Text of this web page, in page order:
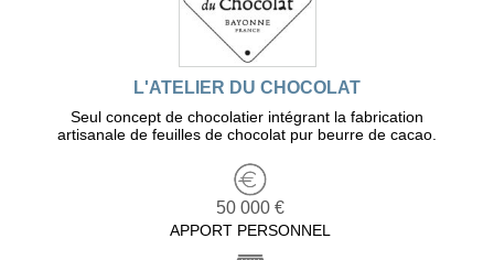
L'ATELIER DU CHOCOLAT
Seul concept de chocolatier intégrant la fabrication
artisanale de feuilles de chocolat pur beurre de cacao.
50 000 €
APPORT PERSONNEL